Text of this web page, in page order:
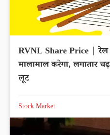
RVNL Share Price | रेल
मालामाल करेगा, लगातार
लूट
Stock Market